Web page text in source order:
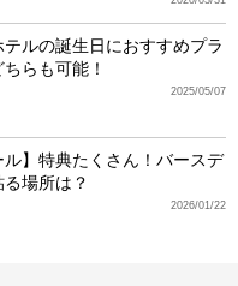
テルの誕生日におすすめプラ
らも可能！
2025/05/07
ル】特典たくさん！バースデ
場所は？
2026/01/22